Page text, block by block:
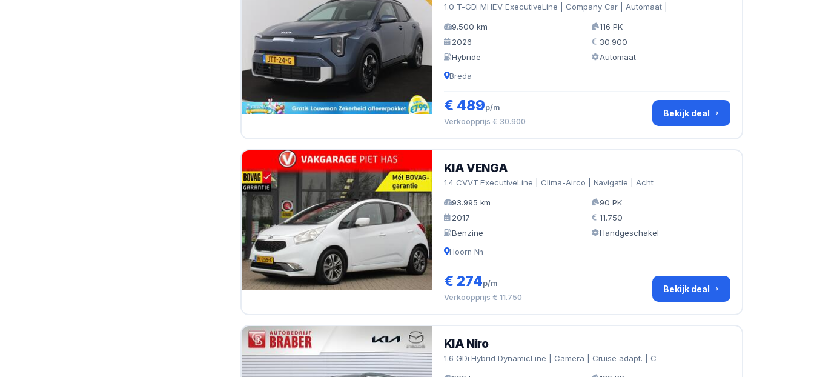
1.0 T-GDi MHEV ExecutiveLine | Company Car | Automaat |
9.500 km
116 PK
2026
30.900
Hybride
Automaat
Breda
€ 489p/m
Verkoopprijs € 30.900
Bekijk deal
KIA VENGA
1.4 CVVT ExecutiveLine | Clima-Airco | Navigatie | Acht
93.995 km
90 PK
2017
11.750
Benzine
Handgeschakel
Hoorn Nh
€ 274p/m
Verkoopprijs € 11.750
Bekijk deal
KIA Niro
1.6 GDi Hybrid DynamicLine | Camera | Cruise adapt. | C